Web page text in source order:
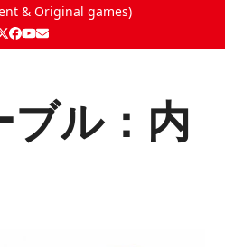
& Original games)
Twitter
Facebook
YouTube
Email
ル：内